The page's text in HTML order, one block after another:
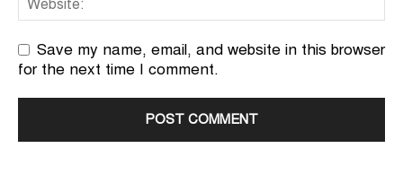
Save my name, email, and website in this browser
for the next time I comment.